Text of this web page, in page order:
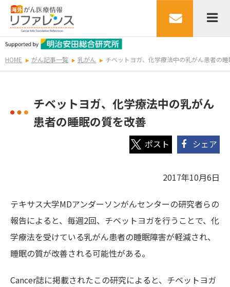
HOME がん記事一覧 乳がん チベットヨガ、化学療法中の乳がん患者の
チベットヨガ、化学療法中の乳がん
患者の睡眠の質を改善
シェア
2017年10月6日
テキサス大学MDアンダーソンがんセンターの研究者らの
報告によると、毎週2回、チベットヨガを行うことで、化
学療法を受けている乳がん患者の睡眠障害が軽減され、
睡眠の質が改善される可能性がある。
Cancer誌に掲載されたこの研究によると、チベットヨガ